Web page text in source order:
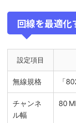
回線を最適化
設定項目
無線規格 「
チャンネ
ル幅
80